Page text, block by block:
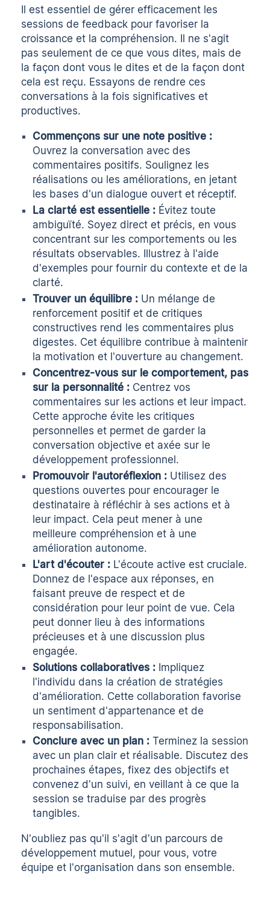
Il est essentiel de gérer efficacement les
sessions de feedback pour favoriser la
croissance et la compréhension. Il ne s'agit
pas seulement de ce que vous dites, mais de
la façon dont vous le dites et de la façon dont
cela est reçu. Essayons de rendre ces
conversations à la fois significatives et
productives.
Commençons sur une note positive :
Ouvrez la conversation avec des
commentaires positifs. Soulignez les
réalisations ou les améliorations, en jetant
les bases d'un dialogue ouvert et réceptif.
La clarté est essentielle : Évitez toute
ambiguïté. Soyez direct et précis, en vous
concentrant sur les comportements ou les
résultats observables. Illustrez à l'aide
d'exemples pour fournir du contexte et de la
clarté.
Trouver un équilibre : Un mélange de
renforcement positif et de critiques
constructives rend les commentaires plus
digestes. Cet équilibre contribue à maintenir
la motivation et l'ouverture au changement.
Concentrez-vous sur le comportement, pas
sur la personnalité : Centrez vos
commentaires sur les actions et leur impact.
Cette approche évite les critiques
personnelles et permet de garder la
conversation objective et axée sur le
développement professionnel.
Promouvoir l'autoréflexion : Utilisez des
questions ouvertes pour encourager le
destinataire à réfléchir à ses actions et à
leur impact. Cela peut mener à une
meilleure compréhension et à une
amélioration autonome.
L'art d'écouter : L'écoute active est cruciale.
Donnez de l'espace aux réponses, en
faisant preuve de respect et de
considération pour leur point de vue. Cela
peut donner lieu à des informations
précieuses et à une discussion plus
engagée.
Solutions collaboratives : Impliquez
l'individu dans la création de stratégies
d'amélioration. Cette collaboration favorise
un sentiment d'appartenance et de
responsabilisation.
Conclure avec un plan :Terminez la session
avec un plan clair et réalisable. Discutez des
prochaines étapes, fixez des objectifs et
convenez d'un suivi, en veillant à ce que la
session se traduise par des progrès
tangibles.
N'oubliez pas qu'il s'agit d'un parcours de
développement mutuel, pour vous, votre
équipe et l'organisation dans son ensemble.